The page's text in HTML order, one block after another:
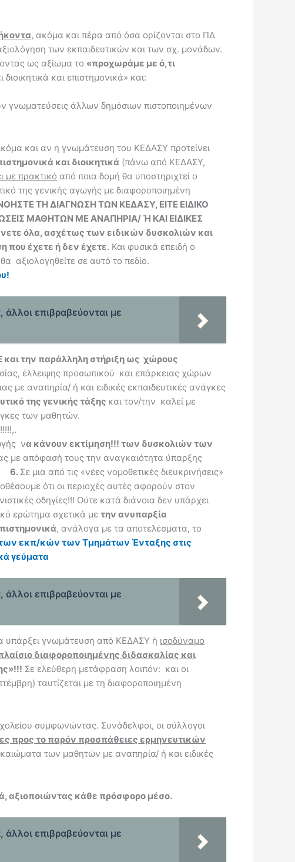
, ακόμα και πέρα από όσα ορίζονται στο ΠΔ
των εκπαιδευτικών και των σχ. μονάδων.
ως αξίωμα το «προχωράμε με ό,τι
και επιστημονικά» και:
άλλων δημόσιων πιστοποιημένων
και αν η γνωμάτευση του ΚΕΔΑΣΥ προτείνει
και διοικητικά (πάνω από ΚΕΔΑΣΥ,
με πρακτικό από ποια δομή θα υποστηριχτεί ο
της γενικής αγωγής με διαφοροποιημένη
ΤΗ ΔΙΑΓΝΩΣΗ ΤΩΝ ΚΕΔΑΣΥ, ΕΙΤΕ ΕΙΔΙΚΟ
ΜΑΘΗΤΩΝ ΜΕ ΑΝΑΠΗΡΙΑ/ Ή ΚΑΙ ΕΙΔΙΚΕΣ
όλα, ασχέτως των ειδικών δυσκολιών και
που έχετε ή δεν έχετε. Και φυσικά επειδή ο
αξιολογηθείτε σε αυτό το πεδίο.
επιβραβεύονται με
και την παράλληλη στήριξη ως χώρους
έλλειψης προσωπικού και επάρκειας χώρων
με αναπηρία/ ή και ειδικές εκπαιδευτικές ανάγκες
της γενικής τάξης και τον/την καλεί με
των μαθητών.
να κάνουν εκτίμηση!!! των δυσκολιών των
με απόφασή τους την αναγκαιότητα ύπαρξης
6. Σε μια από τις «νέες νομοθετικές διευκρινήσεις»
ότι οι περιοχές αυτές αφορούν στον
οδηγίες!!! Ούτε κατά διάνοια δεν υπάρχει
ερώτημα σχετικά με την ανυπαρξία
, ανάλογα με τα αποτελέσματα, το
εκπ/κών των Τμημάτων Ένταξης στις
γεύματα
επιβραβεύονται με
υπάρξει γνωμάτευση από ΚΕΔΑΣΥ ή ισοδύναμο
διαφοροποιημένης διδασκαλίας και
Σε ελεύθερη μετάφραση λοιπόν: και οι
ταυτίζεται με τη διαφοροποιημένη
συμφωνώντας. Συνάδελφοι, οι σύλλογοι
προς το παρόν προσπάθειες ερμηνευτικών
των μαθητών με αναπηρία/ ή και ειδικές
αξιοποιώντας κάθε πρόσφορο μέσο.
επιβραβεύονται με